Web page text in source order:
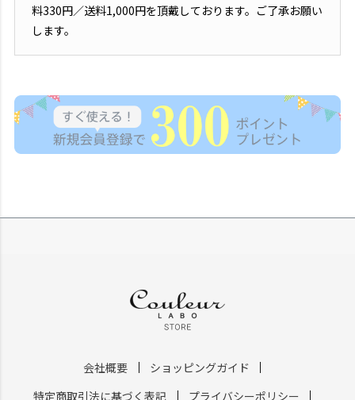
料330円／送料1,000円を頂戴しております。ご了承お願い
します。
会社概要
ショッピングガイド
特定商取引法に基づく表記
プライバシーポリシー